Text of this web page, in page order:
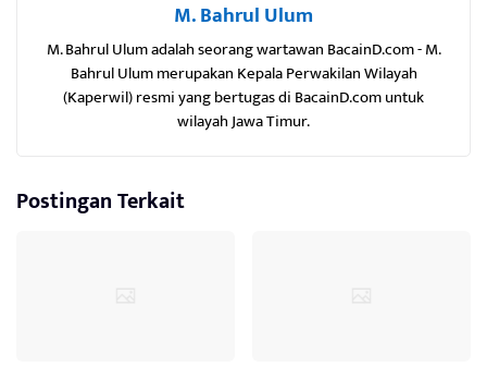
M. Bahrul Ulum
M. Bahrul Ulum adalah seorang wartawan BacainD.com - M.
Bahrul Ulum merupakan Kepala Perwakilan Wilayah
(Kaperwil) resmi yang bertugas di BacainD.com untuk
wilayah Jawa Timur.
Postingan Terkait